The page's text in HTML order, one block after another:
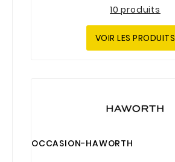
10 produits
VOIR LES PRODUITS
OCCASION-HAWORTH